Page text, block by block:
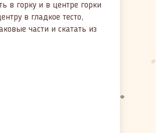
в горку и в центре горки
в гладкое тесто,
части и скатать из